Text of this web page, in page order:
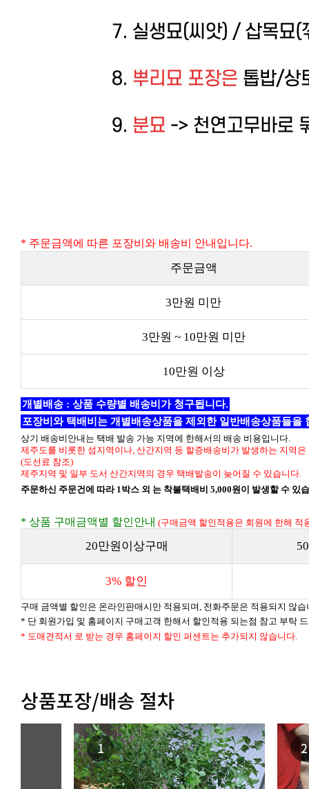
* 주문금액에 따른 포장비와 배송비 안내입니다.
주문금액
3만원 미만
3만원 ~ 10만원 미만
10만원 이상
개별배송 : 상품 수량별 배송비가 청구됩니다.
포장비와 택배비는 개별배송상품을 제외한 일반배송상품들을
상기 배송비안내는 택배 발송 가능 지역에 한해서의 배송 비용입니다.
제주도를 비롯한 섬지역이나, 산간지역 등 할증배송비가 발생하는 지역
(도선료 참조)
제주지역 및 일부 도서 산간지역의 경우 택배발송이 늦어질 수 있습니다.
주문하신 주문건에 따라 1박스 외 는 착불택배비 5,000원이 발생할 수 있
* 상품 구매금액별 할인안내 (구매금액 할인적용은 회원에 한해 적
20만원이상구매
3% 할인
구매 금액별 할인은 온라인판매시만 적용되며, 전화주문은 적용되지 않습
* 단 회원가입 및 홈페이지 구매고객 한해서 할인적용 되는점 참고 부탁
* 도매견적서 로 받는 경우 홈페이지 할인 퍼센트는 추가되지 않습니다.